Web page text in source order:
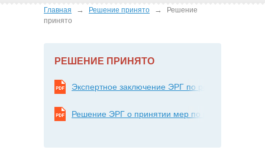
Главная → Решение принято →
Решение
принято
РЕШЕНИЕ ПРИНЯТО
Экспертное заключение ЭРГ по результатам
Решение ЭРГ о принятии мер по реализации